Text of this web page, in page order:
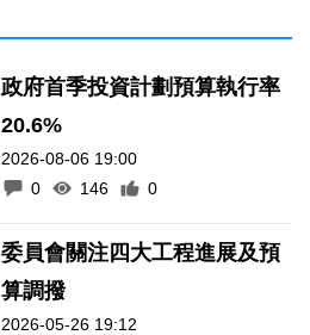
政府首季投資計劃預算執行率
20.6%
2026-08-06 19:00
0
146 0
委員會關注四大工程進展及預
算調撥
2026-05-26 19:12